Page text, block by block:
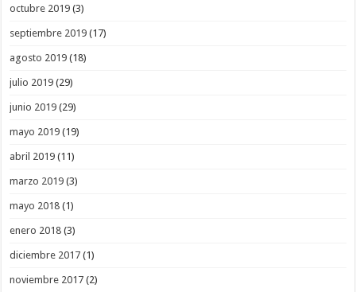
octubre 2019 (3)
septiembre 2019 (17)
agosto 2019 (18)
julio 2019 (29)
junio 2019 (29)
mayo 2019 (19)
abril 2019 (11)
marzo 2019 (3)
mayo 2018 (1)
enero 2018 (3)
diciembre 2017 (1)
noviembre 2017 (2)